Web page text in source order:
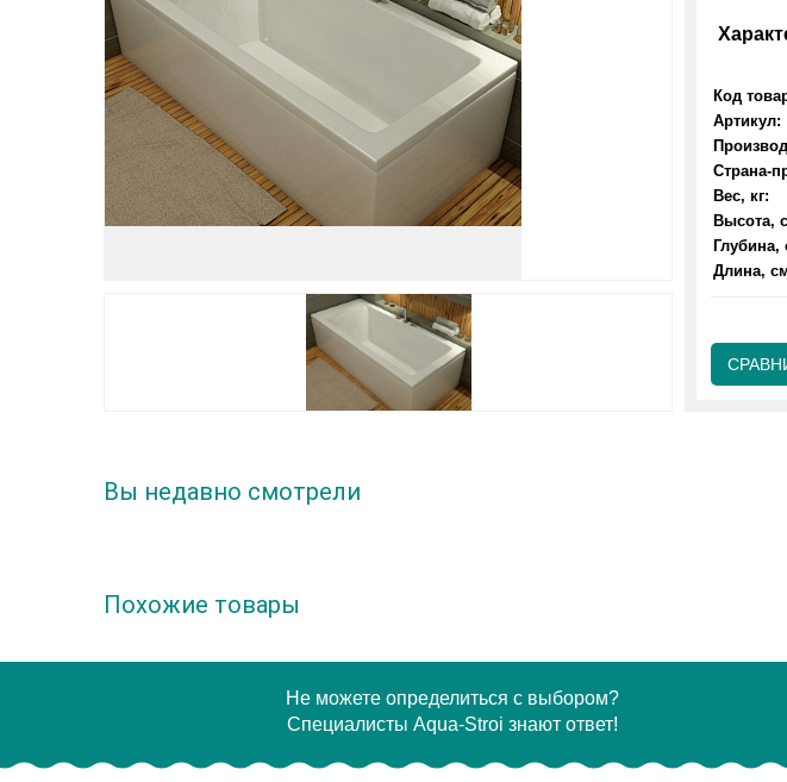
Код
Артикул:
Страна-
Вес, кг:
Высота,
Глубина,
Длина,
Вы недавно смотрели
Похожие товары
Не можете определиться с выбором?
Специалисты Aqua-Stroi знают ответ!